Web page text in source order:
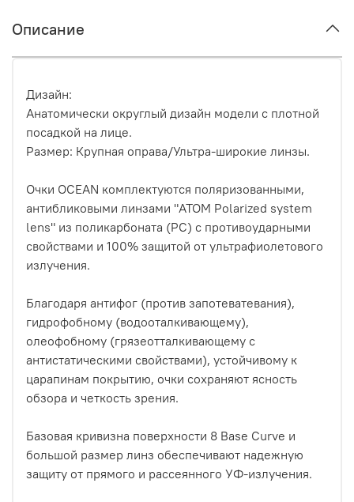
Описание
Дизайн:
Анатомически округлый дизайн модели с плотной
посадкой на лице.
Размер: Крупная оправа/Ультра-широкие линзы.
Очки OCEAN комплектуются поляризованными,
антибликовыми линзами "ATOM Polarized system
lens" из поликарбоната (PC) c противоударными
свойствами и 100% защитой от ультрафиолетового
излучения.
Благодаря антифог (против запотеватевания),
гидрофобному (водооталкивающему),
олеофобному (грязеотталкивающему с
антистатическими свойствами), устойчивому к
царапинам покрытию, очки сохраняют ясность
обзора и четкость зрения.
Базовая кривизна поверхности 8 Base Curve и
большой размер линз обеспечивают надежную
защиту от прямого и рассеянного УФ-излучения.